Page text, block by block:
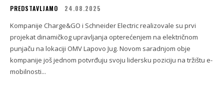
PREDSTAVLJAMO 24.08.2025
Kompanije Charge&GO i Schneider Electric realizovale su prvi
projekat dinamičkog upravljanja opterećenjem na električnom
punjaču na lokaciji OMV Lapovo Jug. Novom saradnjom obje
kompanije još jednom potvrđuju svoju lidersku poziciju na tržištu e-
mobilnosti...